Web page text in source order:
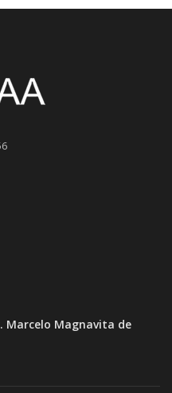
Marcelo Magnavita de